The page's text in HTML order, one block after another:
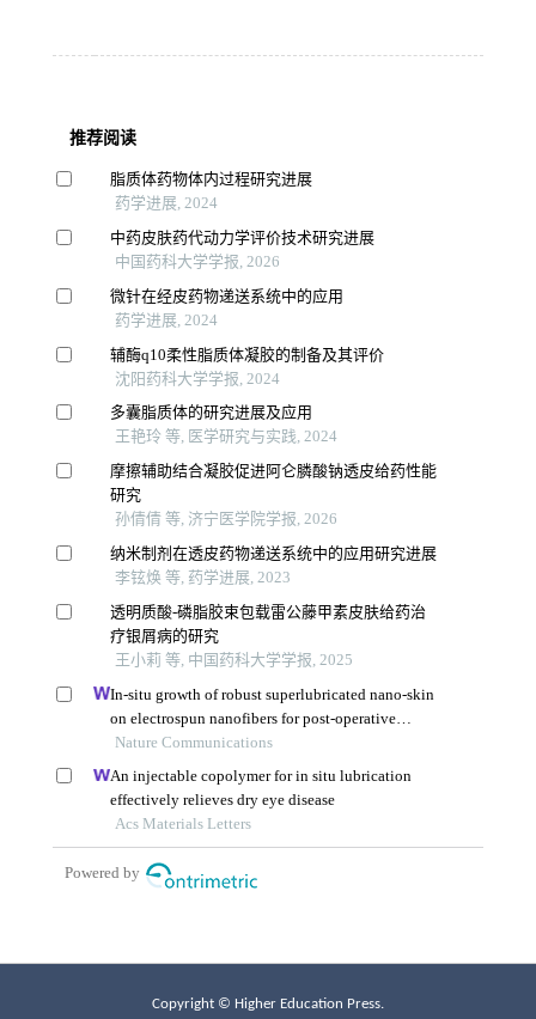
Copyright © Higher Education Press.